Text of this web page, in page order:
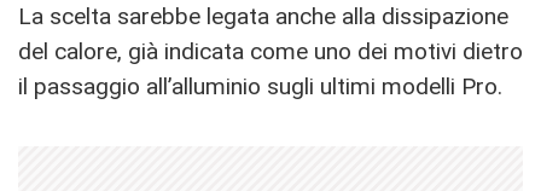
La scelta sarebbe legata anche alla dissipazione
del calore, già indicata come uno dei motivi dietro
il passaggio all’alluminio sugli ultimi modelli Pro.